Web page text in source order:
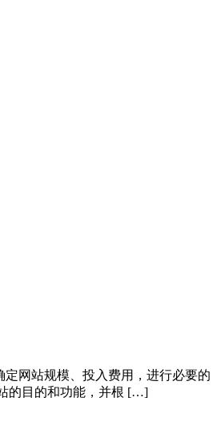
网站规模、投入费用，进行必要的
的目的和功能，并根 […]